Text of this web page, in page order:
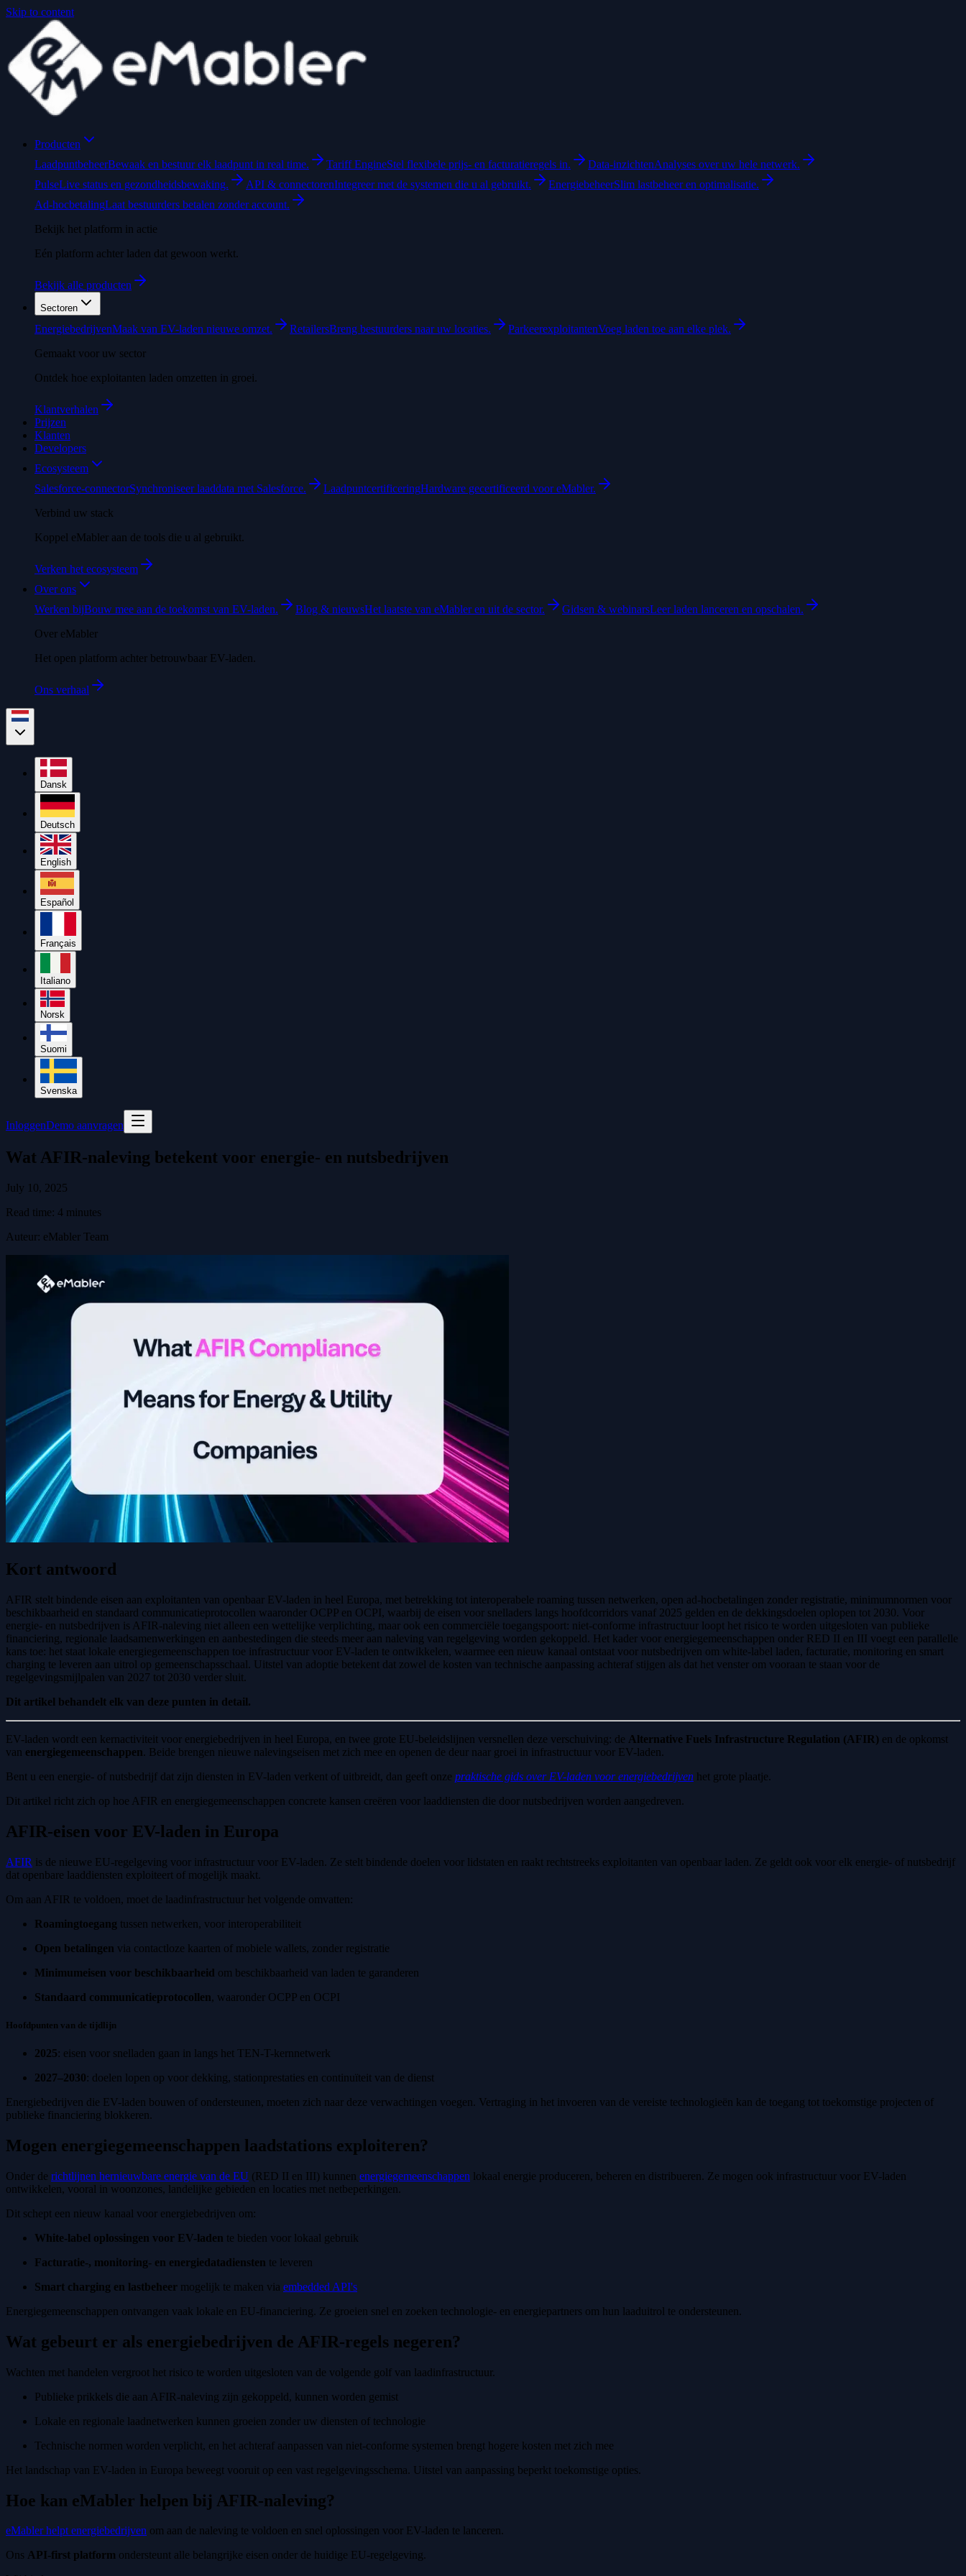
Skip to content
Producten
LaadpuntbeheerBewaak en bestuur elk laadpunt in real time. Tariff EngineStel flexibele prijs- en facturatieregels in. Data-inzichtenAnalyses over uw hele netwerk.
PulseLive status en gezondheidsbewaking. API & connectorenIntegreer met de systemen die u al gebruikt. EnergiebeheerSlim lastbeheer en optimalisatie.
Ad-hocbetalingLaat bestuurders betalen zonder account.
Bekijk het platform in actie
Eén platform achter laden dat gewoon werkt.
Bekijk alle producten
Sectoren
EnergiebedrijvenMaak van EV-laden nieuwe omzet. RetailersBreng bestuurders naar uw locaties. ParkeerexploitantenVoeg laden toe aan elke plek.
Gemaakt voor uw sector
Ontdek hoe exploitanten laden omzetten in groei.
Klantverhalen
Prijzen
Klanten
Developers
Ecosysteem
Salesforce-connectorSynchroniseer laaddata met Salesforce. LaadpuntcertificeringHardware gecertificeerd voor eMabler.
Verbind uw stack
Koppel eMabler aan de tools die u al gebruikt.
Verken het ecosysteem
Over ons
Werken bijBouw mee aan de toekomst van EV-laden. Blog & nieuwsHet laatste van eMabler en uit de sector. Gidsen & webinarsLeer laden lanceren en opschalen.
Over eMabler
Het open platform achter betrouwbaar EV-laden.
Ons verhaal
Dansk
Deutsch
English
Español
Français
Italiano
Norsk
Suomi
Svenska
InloggenDemo aanvragen
Wat AFIR-naleving betekent voor energie- en nutsbedrijven
July 10, 2025
Read time: 4 minutes
Auteur: eMabler Team
Kort antwoord
AFIR stelt bindende eisen aan exploitanten van openbaar EV-laden in heel Europa, met betrekking tot interoperabele roaming tussen netwerken, open ad-hocbetalingen zonder registratie, minimumnormen voor
beschikbaarheid en standaard communicatieprotocollen waaronder OCPP en OCPI, waarbij de eisen voor snelladers langs hoofdcorridors vanaf 2025 gelden en de dekkingsdoelen oplopen tot 2030. Voor
energie- en nutsbedrijven is AFIR-naleving niet alleen een wettelijke verplichting, maar ook een commerciële toegangspoort: niet-conforme infrastructuur loopt het risico te worden uitgesloten van publieke
financiering, regionale laadsamenwerkingen en aanbestedingen die steeds meer aan naleving van regelgeving worden gekoppeld. Het kader voor energiegemeenschappen onder RED II en III voegt een parallelle
kans toe: het staat lokale energiegemeenschappen toe infrastructuur voor EV-laden te ontwikkelen, waarmee een nieuw kanaal ontstaat voor nutsbedrijven om white-label laden, facturatie, monitoring en smart
charging te leveren aan uitrol op gemeenschapsschaal. Uitstel van adoptie betekent dat zowel de kosten van technische aanpassing achteraf stijgen als dat het venster om vooraan te staan voor de
regelgevingsmijlpalen van 2027 tot 2030 verder sluit.
Dit artikel behandelt elk van deze punten in detail.
EV-laden wordt een kernactiviteit voor energiebedrijven in heel Europa, en twee grote EU-beleidslijnen versnellen deze verschuiving: de Alternative Fuels Infrastructure Regulation (AFIR) en de opkomst
van energiegemeenschappen. Beide brengen nieuwe nalevingseisen met zich mee en openen de deur naar groei in infrastructuur voor EV-laden.
Bent u een energie- of nutsbedrijf dat zijn diensten in EV-laden verkent of uitbreidt, dan geeft onze praktische gids over EV-laden voor energiebedrijven het grote plaatje.
Dit artikel richt zich op hoe AFIR en energiegemeenschappen concrete kansen creëren voor laaddiensten die door nutsbedrijven worden aangedreven.
AFIR-eisen voor EV-laden in Europa
AFIR is de nieuwe EU-regelgeving voor infrastructuur voor EV-laden. Ze stelt bindende doelen voor lidstaten en raakt rechtstreeks exploitanten van openbaar laden. Ze geldt ook voor elk energie- of nutsbedrijf
dat openbare laaddiensten exploiteert of mogelijk maakt.
Om aan AFIR te voldoen, moet de laadinfrastructuur het volgende omvatten:
Roamingtoegang tussen netwerken, voor interoperabiliteit
Open betalingen via contactloze kaarten of mobiele wallets, zonder registratie
Minimumeisen voor beschikbaarheid om beschikbaarheid van laden te garanderen
Standaard communicatieprotocollen, waaronder OCPP en OCPI
Hoofdpunten van de tijdlijn
2025: eisen voor snelladen gaan in langs het TEN-T-kernnetwerk
2027–2030: doelen lopen op voor dekking, stationprestaties en continuïteit van de dienst
Energiebedrijven die EV-laden bouwen of ondersteunen, moeten zich naar deze verwachtingen voegen. Vertraging in het invoeren van de vereiste technologieën kan de toegang tot toekomstige projecten of
publieke financiering blokkeren.
Mogen energiegemeenschappen laadstations exploiteren?
Onder de richtlijnen hernieuwbare energie van de EU (RED II en III) kunnen energiegemeenschappen lokaal energie produceren, beheren en distribueren. Ze mogen ook infrastructuur voor EV-laden
ontwikkelen, vooral in woonzones, landelijke gebieden en locaties met netbeperkingen.
Dit schept een nieuw kanaal voor energiebedrijven om:
White-label oplossingen voor EV-laden te bieden voor lokaal gebruik
Facturatie-, monitoring- en energiedatadiensten te leveren
Smart charging en lastbeheer mogelijk te maken via embedded API's
Energiegemeenschappen ontvangen vaak lokale en EU-financiering. Ze groeien snel en zoeken technologie- en energiepartners om hun laaduitrol te ondersteunen.
Wat gebeurt er als energiebedrijven de AFIR-regels negeren?
Wachten met handelen vergroot het risico te worden uitgesloten van de volgende golf van laadinfrastructuur.
Publieke prikkels die aan AFIR-naleving zijn gekoppeld, kunnen worden gemist
Lokale en regionale laadnetwerken kunnen groeien zonder uw diensten of technologie
Technische normen worden verplicht, en het achteraf aanpassen van niet-conforme systemen brengt hogere kosten met zich mee
Het landschap van EV-laden in Europa beweegt vooruit op een vast regelgevingsschema. Uitstel van aanpassing beperkt toekomstige opties.
Hoe kan eMabler helpen bij AFIR-naleving?
eMabler helpt energiebedrijven om aan de naleving te voldoen en snel oplossingen voor EV-laden te lanceren.
Ons API-first platform ondersteunt alle belangrijke eisen onder de huidige EU-regelgeving.